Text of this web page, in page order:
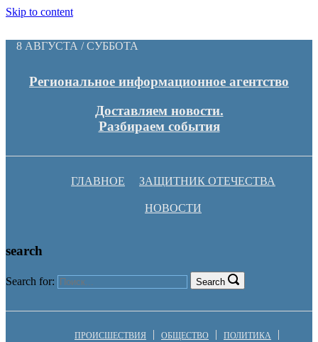
Skip to content
8 АВГУСТА / СУББОТА
Региональное информационное агентство
Доставляем новости.
Разбираем события
ГЛАВНОЕ ЗАЩИТНИК ОТЕЧЕСТВА
НОВОСТИ
search
Search for: Search
ПРОИСШЕСТВИЯ ОБЩЕСТВО ПОЛИТИКА